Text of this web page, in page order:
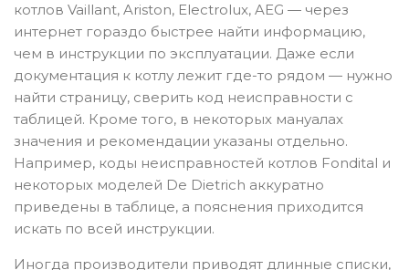
котлов Vaillant, Ariston, Electrolux, AEG — через
интернет гораздо быстрее найти информацию,
чем в инструкции по эксплуатации. Даже если
документация к котлу лежит где-то рядом — нужно
найти страницу, сверить код неисправности с
таблицей. Кроме того, в некоторых мануалах
значения и рекомендации указаны отдельно.
Например, коды неисправностей котлов Fondital и
некоторых моделей De Dietrich аккуратно
приведены в таблице, а пояснения приходится
искать по всей инструкции.
Иногда производители приводят длинные списки,